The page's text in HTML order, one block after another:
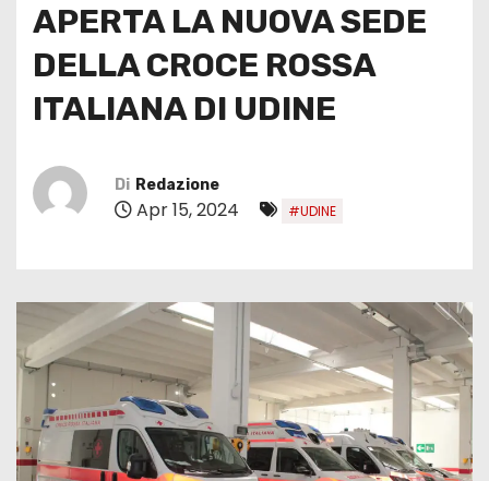
APERTA LA NUOVA SEDE
DELLA CROCE ROSSA
ITALIANA DI UDINE
Di Redazione
Apr 15, 2024 #UDINE